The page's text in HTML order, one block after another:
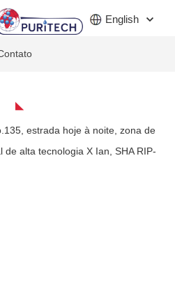
English
estrada hoje à noite, zona de
de alta tecnologia X Ian, SHA RIP-